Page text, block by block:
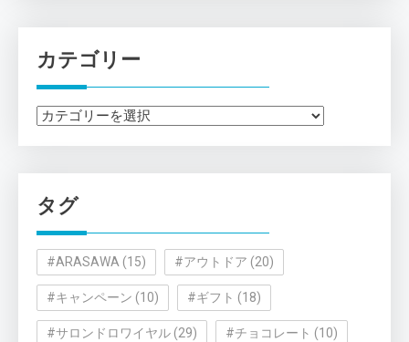
カテゴリー
カ
ー
タグ
#ARASAWA (15) #アウトドア (20)
#キャンペーン (10) #ギフト (18)
#サロンドロワイヤル (29) #チョコレート (10)